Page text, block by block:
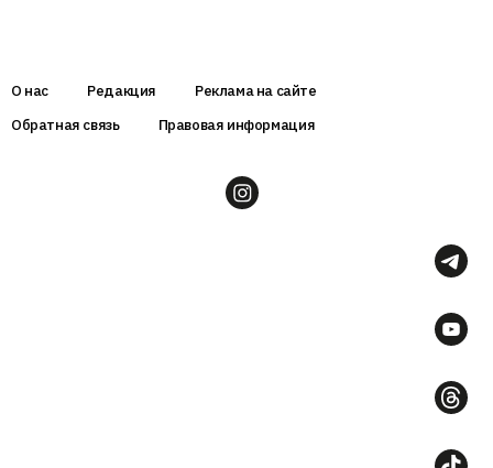
О нас Редакция
Реклама на сайте
Обратная связь
Правовая информация